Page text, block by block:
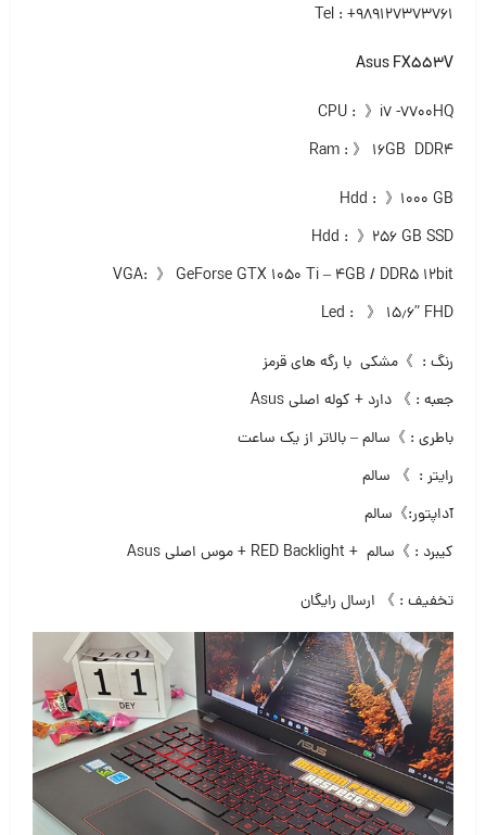
Tel : +989127373761
Asus FX553V
CPU : 》i7 -7700HQ
Ram : 》 ۱۶GB DDR4
Hdd : 》۱۰۰۰ GB
Hdd : 》۲۵۶ GB SSD
VGA: 》 GeForse GTX 1050 Ti – 4GB / DDR5 12bit
Led : 》 ۱۵٫۶” FHD
رنگ : 》مشکی با رگه های قرمز
جعبه : 》 دارد + کوله اصلی Asus
باطری : 》سالم – بالاتر از یک ساعت
رایتر : 》 سالم
آداپتور:》سالم
کیبرد : 》سالم + RED Backlight + موس اصلی Asus
تخفیف : 》 ارسال رایگان